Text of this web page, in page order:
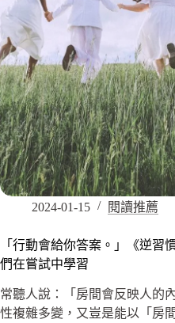
2024-01-15 閱讀推薦
「行動會給你答案。」《逆習
們在嘗試中學習
常聽人說：「房間會反映人的
性複雜多變，又豈是能以「房